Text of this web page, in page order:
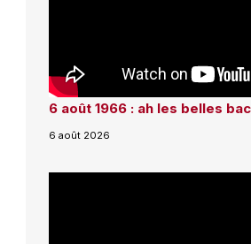
6 août 1966 : ah les belles
6 août 2026